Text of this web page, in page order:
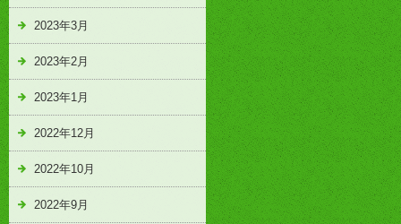
2023年3月
2023年2月
2023年1月
2022年12月
2022年10月
2022年9月